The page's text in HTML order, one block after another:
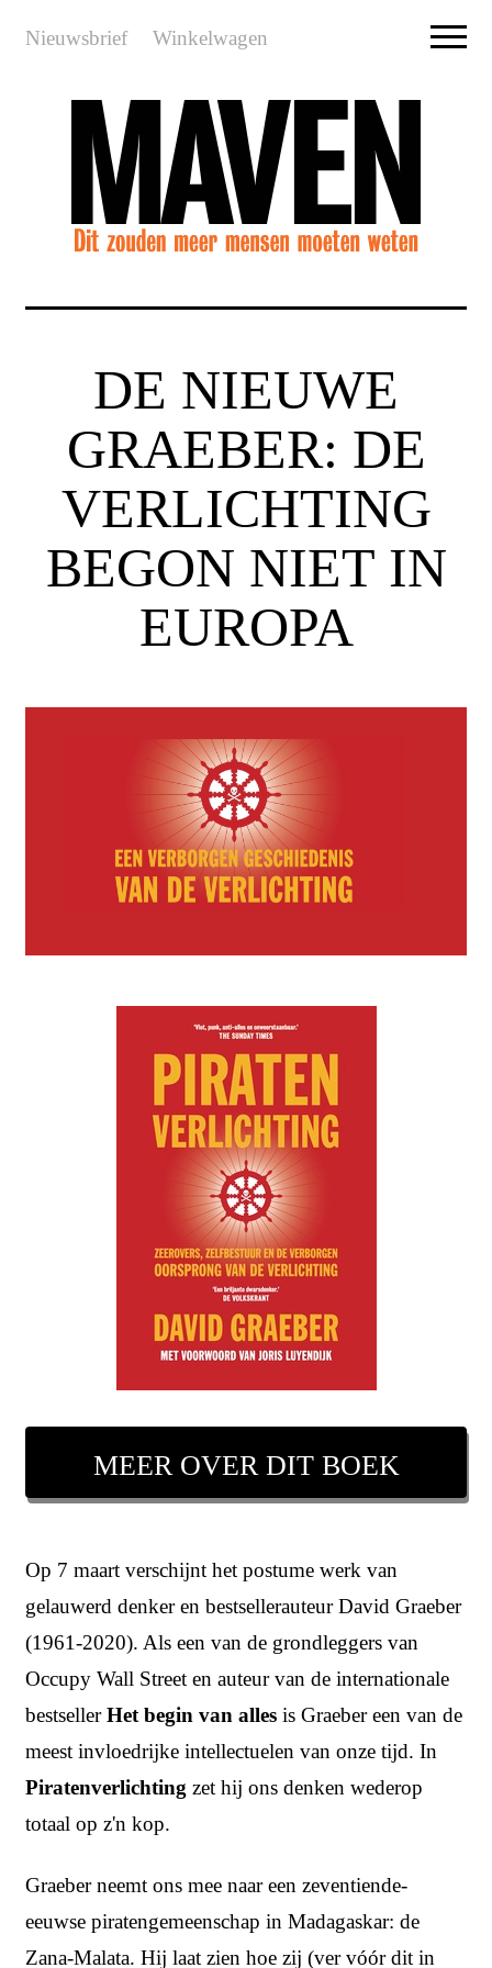
Nieuwsbrief Winkelwagen
DE NIEUWE
GRAEBER: DE
VERLICHTING
BEGON NIET IN
EUROPA
MEER OVER DIT BOEK
Op 7 maart verschijnt het postume werk van
gelauwerd denker en bestsellerauteur David Graeber
(1961-2020). Als een van de grondleggers van
Occupy Wall Street en auteur van de internationale
bestsellerHet begin van alles is Graeber een van de
meest invloedrijke intellectuelen van onze tijd. In
Piratenverlichting zet hij ons denken wederop
totaal op z'n kop.
Graeber neemt ons mee naar een zeventiende-
eeuwse piratengemeenschap in Madagaskar: de
Zana-Malata. Hij laat zien hoe zij (ver vóór dit in